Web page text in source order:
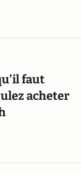
faut
acheter